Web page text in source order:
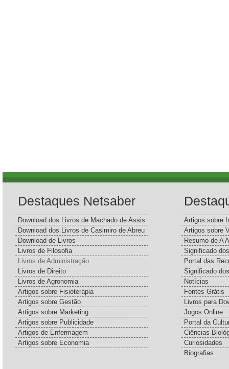
Destaques Netsaber
Download dos Livros de Machado de Assis
Download dos Livros de Casimiro de Abreu
Download de Livros
Livros de Filosofia
Livros de Administração
Livros de Direito
Livros de Agronomia
Artigos sobre Fisioterapia
Artigos sobre Gestão
Artigos sobre Marketing
Artigos sobre Publicidade
Artigos de Enfermagem
Artigos sobre Economia
Artigos sobre
Artigos sobre
Resumo de A
Significado
Portal das
Significado
Notícias
Fontes Grátis
Livros para
Jogos Online
Portal da
Ciências
Curiosidades
Biografias